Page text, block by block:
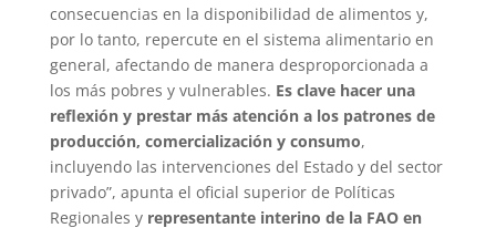
consecuencias en la disponibilidad de alimentos y,
por lo tanto, repercute en el sistema alimentario en
general, afectando de manera desproporcionada a
los más pobres y vulnerables. Es clave hacer una
reflexión y prestar más atención a los patrones de
producción, comercialización y consumo,
incluyendo las intervenciones del Estado y del sector
privado”, apunta el oficial superior de Políticas
Regionales y representante interino de la FAO en